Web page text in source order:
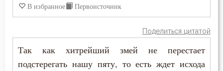
Исповедь
Исправление
Крест
Нектарий Оптинский (Тихонов)
Серафим Саровский
В избранное Первоисточник
Поделиться цитатой
Так как хитрейший змей не перестает
подстерегать нашу пяту, то есть ждет исхода